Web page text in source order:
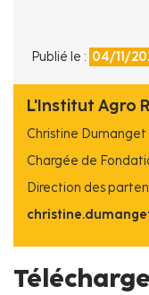
Publié le : 04/11/
L'Institut Agro
Christine Dumanget
Chargée de
Direction des